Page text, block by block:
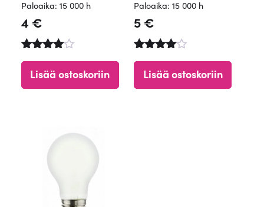
Paloaika: 15 000 h
4 €
tuotteesta
4.84
Lisää ostoskoriin
Paloaika: 15 000 h
5€
tuotteesta
4.65
Lisää ostoskoriin